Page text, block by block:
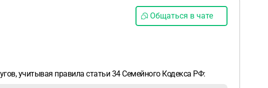
Общаться в чате
учитывая правила статьи 34 Семейного Кодекса РФ: